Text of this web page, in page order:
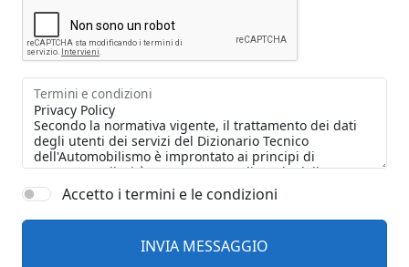
Termini e condizioni
Accetto i termini e le condizioni